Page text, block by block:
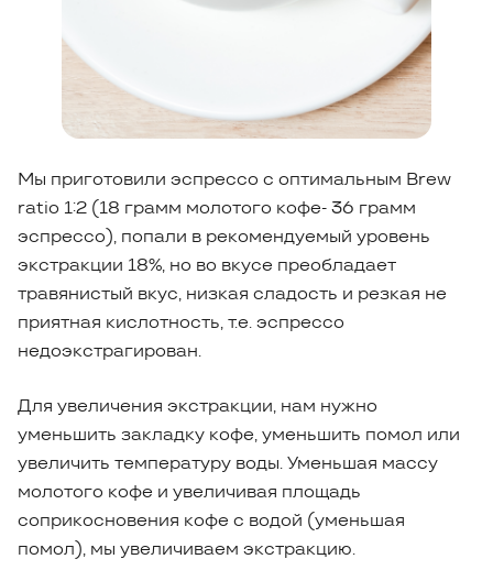
Мы приготовили эспрессо с оптимальным Brew
ratio 1:2 (18 грамм молотого кофе- 36 грамм
эспрессо), попали в рекомендуемый уровень
экстракции 18%, но во вкусе преобладает
травянистый вкус, низкая сладость и резкая не
приятная кислотность, т.е. эспрессо
недоэкстрагирован.
Для увеличения экстракции, нам нужно
уменьшить закладку кофе, уменьшить помол или
увеличить температуру воды. Уменьшая массу
молотого кофе и увеличивая площадь
соприкосновения кофе с водой (уменьшая
помол), мы увеличиваем экстракцию.